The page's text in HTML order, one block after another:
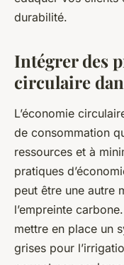
durabilité.
Intégrer des
circulaire
L’économie
de consommation
ressources et à
pratiques
peut être une autre
l’empreinte
mettre en place un
grises pour